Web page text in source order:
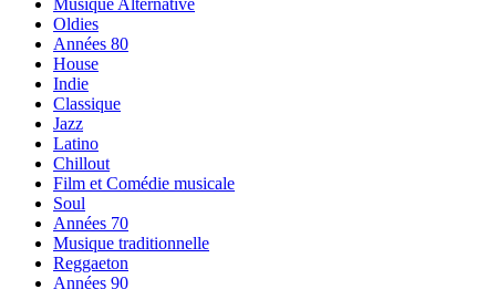
Musique Alternative
Oldies
Années 80
House
Indie
Classique
Jazz
Latino
Chillout
Film et Comédie musicale
Soul
Années 70
Musique traditionnelle
Reggaeton
Années 90